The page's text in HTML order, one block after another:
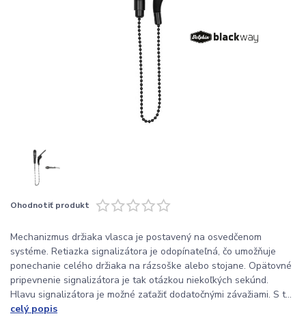
Ohodnotiť produkt
Mechanizmus držiaka vlasca je postavený na osvedčenom
systéme. Retiazka signalizátora je odopínateľná, čo umožňuje
ponechanie celého držiaka na rázsoške alebo stojane. Opätovné
pripevnenie signalizátora je tak otázkou niekoľkých sekúnd.
Hlavu signalizátora je možné zaťažiť dodatočnými závažiami. S t...
celý popis